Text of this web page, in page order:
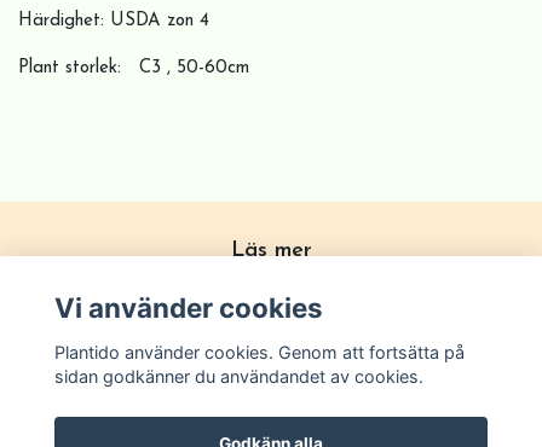
Härdighet: USDA zon 4
Plant storlek: C3 , 50-60cm
Läs mer
Köpvillkor
Kontakta oss
Vi använder cookies
Plantido använder cookies. Genom att fortsätta på
sidan godkänner du användandet av cookies.
Godkänn alla